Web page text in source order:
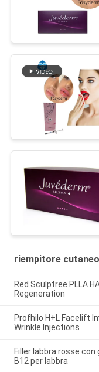
riempitore
Red Sculptree PLLA
Regeneration
Profhilo H+L Facelift
Wrinkle Injections
Filler labbra rosse
B12 per labbra